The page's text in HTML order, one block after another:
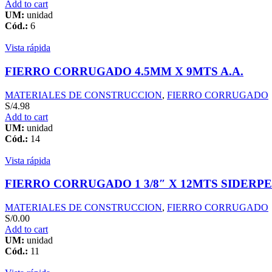
Add to cart
UM: unidad
Cód.: 6
Vista rápida
FIERRO CORRUGADO 4.5MM X 9MTS A.A.
MATERIALES DE CONSTRUCCION, FIERRO CORRUGADO
S/4.98
Add to cart
UM: unidad
Cód.: 14
Vista rápida
FIERRO CORRUGADO 1 3/8″ X 12MTS
MATERIALES DE CONSTRUCCION, FIERRO CORRUGADO
S/0.00
Add to cart
UM: unidad
Cód.: 11